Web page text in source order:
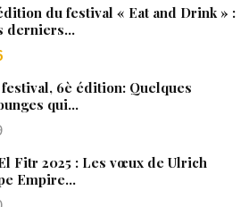
du festival « Eat and Drink » :
derniers…
6è édition: Quelques
qui…
Fitr 2025 : Les vœux de Ulrich
Empire…